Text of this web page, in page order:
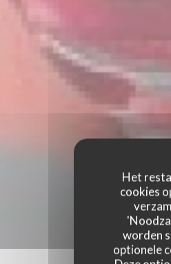
Het
cookies
worden
optionele